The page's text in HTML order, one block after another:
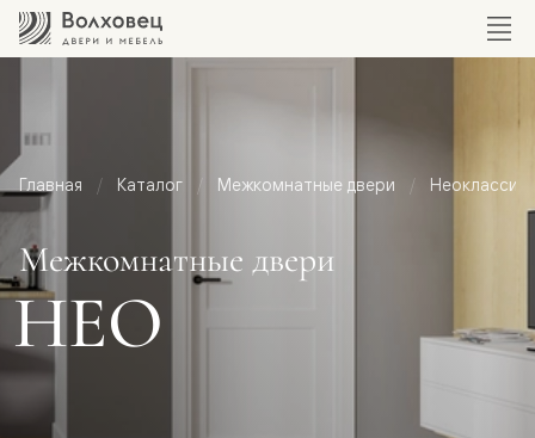
Главная Каталог Межкомнатные двери Неоклассика
Межкомнатные двери
НЕО